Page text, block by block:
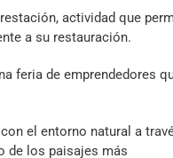
actividad que
a su restauración.
feria de emprendedores
el entorno natural a
de los paisajes más